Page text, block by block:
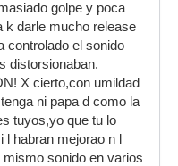
golpe y poca
k darle mucho release
controlado el sonido
distorsionaban.
X cierto,con umildad
ni papa d como la
tuyos,yo que tu lo
habran mejorao n l
sonido en varios